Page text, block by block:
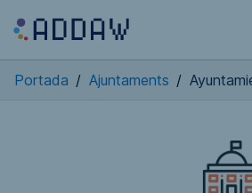
Portada / Ajuntaments /